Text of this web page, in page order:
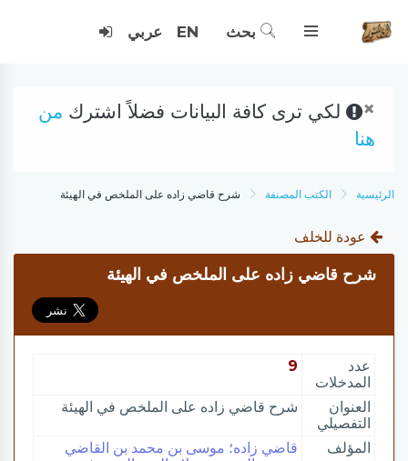
بحث EN عربي
× لكي ترى كافة البيانات فضلاً اشترك من
هنا
الرئيسية الكتب المصنفة شرح قاضي زاده على الملخص في الهيئة
عودة للخلف
شرح قاضي زاده على الملخص في الهيئة
عدد
المدخلات
9
العنوان
التفصيلي
شرح قاضي زاده على الملخص في الهيئة
المؤلف
قاضي زاده؛ موسى بن محمد بن القاضي